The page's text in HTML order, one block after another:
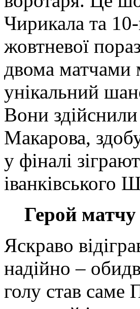
Чирикала та
жовтневої
двома матчами
унікальний
Вони
Макарова,
у фіналі
іванківського
Герой
Яскраво
надійно –
голу став саме